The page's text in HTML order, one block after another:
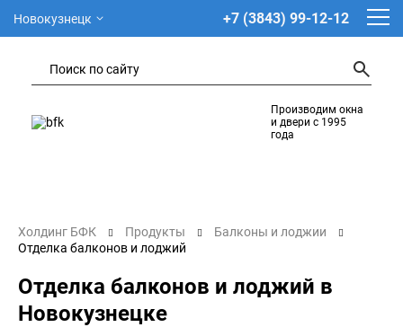
Новокузнецк +7 (3843) 99-12-12
Производим окна
и двери с 1995
года
Холдинг БФК Продукты
Балконы и лоджии
Отделка балконов и лоджий
Отделка балконов и лоджий в
Новокузнецке